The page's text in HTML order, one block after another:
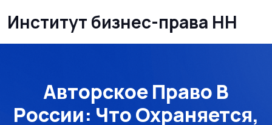
Институт бизнес-права НН
Авторское Право В
России: Что Охраняется,